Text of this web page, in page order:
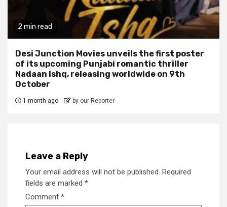
2 min read
Desi Junction Movies unveils the first poster
of its upcoming Punjabi romantic thriller
Nadaan Ishq, releasing worldwide on 9th
October
1 month ago by our Reporter
Leave a Reply
Your email address will not be published. Required
fields are marked *
Comment *